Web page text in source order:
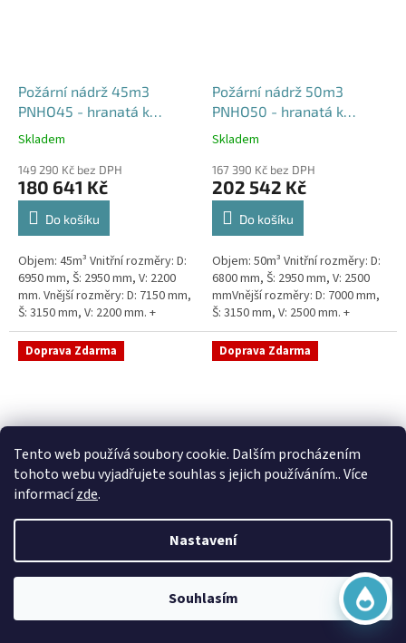
Tento web používá soubory cookie. Dalším procházením
tohoto webu vyjadřujete souhlas s jejich používáním.. Více
informacízde.
Nastavení
Souhlasím
Požární nádrž 45m3
PNHO45 - hranatá k
obetonování
Průměrné
produktu
je
5,0
hvězdiček.
Skladem
149 290 Kč bez DPH
180 641 Kč
Do košíku
Objem: 45m³ Vnitřní rozměry: D:
6950 mm, Š: 2950 mm, V: 2200
mm. Vnější rozměry: D: 7150 mm,
Š: 3150 mm, V: 2200 mm. +
komínek Běžná doba dodání 2-3
týdny od objednávky....
Požární nádrž 50m3
PNHO50 - hranatá k
obetonování
Průměrné
produktu
je
5,0
hvězdiček.
Skladem
167 390 Kč bez DPH
202 542 Kč
Do košíku
Objem: 50m³ Vnitřní rozměry: D:
6800 mm, Š: 2950 mm, V: 2500
mmVnější rozměry: D: 7000 mm,
Š: 3150 mm, V: 2500 mm. +
komínek Běžná doba dodání 2-3
týdny od objednávky. Rozměry...
Doprava Zdarma
Sací šachta samonosná
hodnocení
5,0
20 790 Kč bez DPH
Doprava Zdarma
Skladem
15 390 Kč bez DPH
Online
Začít konverzaci